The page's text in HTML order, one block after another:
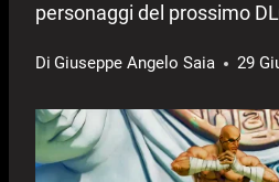
personaggi del prossimo
Di Giuseppe Angelo Saia 29